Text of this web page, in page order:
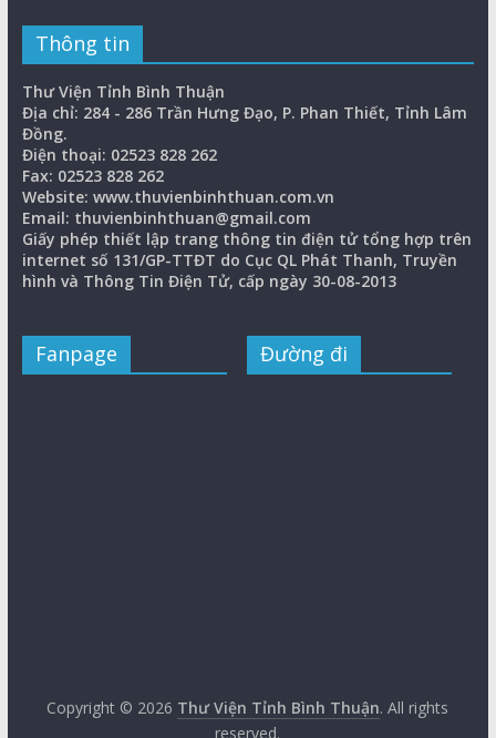
Thông tin
Thư Viện Tỉnh Bình Thuận
Địa chỉ: 284 - 286 Trần Hưng Đạo, P. Phan Thiết, Tỉnh Lâm
Đồng.
Điện thoại: 02523 828 262
Fax: 02523 828 262
Website: www.thuvienbinhthuan.com.vn
Email: thuvienbinhthuan@gmail.com
Giấy phép thiết lập trang thông tin điện tử tổng hợp trên
internet số 131/GP-TTĐT do Cục QL Phát Thanh, Truyền
hình và Thông Tin Điện Tử, cấp ngày 30-08-2013
Fanpage Đường đi
Copyright © 2026 Thư Viện Tỉnh Bình Thuận. All rights
reserved.